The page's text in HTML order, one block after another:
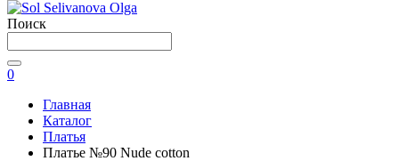
Поиск
0
Главная
Каталог
Платья
Платье №90 Nude cotton